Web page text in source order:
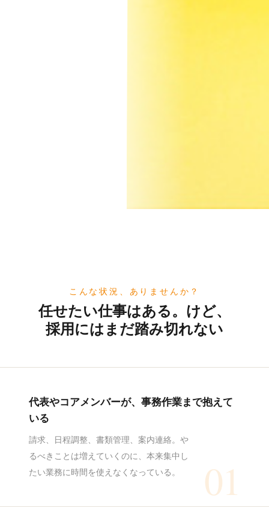
こんな状況、ありませんか？
任せたい仕事はある。けど、
採用にはまだ踏み切れない
代表やコアメンバーが、事務作業まで抱えて
いる
請求、日程調整、書類管理、案内連絡。や
るべきことは増えていくのに、本来集中し
たい業務に時間を使えなくなっている。
01